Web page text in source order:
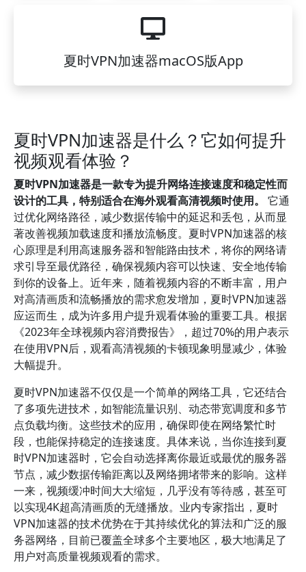
夏时VPN加速器macOS版App
夏时VPN加速器是什么？它如何提升
视频观看体验？
夏时VPN加速器是一款专为提升网络连接速度和稳定性而
设计的工具，特别适合在海外观看高清视频时使用。
它通
过优化网络路径，减少数据传输中的延迟和丢包，从而显
著改善视频加载速度和播放流畅度。夏时VPN加速器的核
心原理是利用高速服务器和智能路由技术，将你的网络请
求引导至最优路径，确保视频内容可以快速、安全地传输
到你的设备上。近年来，随着视频内容的不断丰富，用户
对高清画质和流畅播放的需求愈发增加，夏时VPN加速器
应运而生，成为许多用户提升观看体验的重要工具。根据
《2023年全球视频内容消费报告》，超过70%的用户表示
在使用VPN后，观看高清视频的卡顿现象明显减少，体验
大幅提升。
夏时VPN加速器不仅仅是一个简单的网络工具，它还结合
了多项先进技术，如智能流量识别、动态带宽调度和多节
点负载均衡。这些技术的应用，确保即使在网络繁忙时
段，也能保持稳定的连接速度。具体来说，当你连接到夏
时VPN加速器时，它会自动选择离你最近或最优的服务器
节点，减少数据传输距离以及网络拥堵带来的影响。这样
一来，视频缓冲时间大大缩短，几乎没有等待感，甚至可
以实现4K超高清画质的无缝播放。业内专家指出，夏时
VPN加速器的技术优势在于其持续优化的算法和广泛的服
务器网络，目前已覆盖全球多个主要地区，极大地满足了
用户对高质量视频观看的需求。